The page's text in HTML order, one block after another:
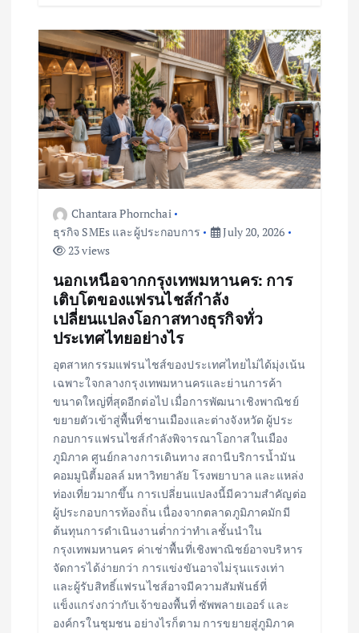
Chantara Phornchai
ธุรกิจ SMEs และผู้ประกอบการ
July 20, 2026
23 views
นอกเหนือจากกรุงเทพมหานคร: การ
เติบโตของแฟรนไชส์กำลัง
เปลี่ยนแปลงโอกาสทางธุรกิจทั่ว
ประเทศไทยอย่างไร
อุตสาหกรรมแฟรนไชส์ของประเทศไทยไม่ได้มุ่งเน้น
เฉพาะใจกลางกรุงเทพมหานครและย่านการค้า
ขนาดใหญ่ที่สุดอีกต่อไป เมื่อการพัฒนาเชิงพาณิชย์
ขยายตัวเข้าสู่พื้นที่ชานเมืองและต่างจังหวัด ผู้ประ
กอบการแฟรนไชส์กำลังพิจารณาโอกาสในเมือง
ภูมิภาค ศูนย์กลางการเดินทาง สถานีบริการน้ำมัน
คอมมูนิตี้มอลล์ มหาวิทยาลัย โรงพยาบาล และแหล่ง
ท่องเที่ยวมากขึ้น การเปลี่ยนแปลงนี้มีความสำคัญต่อ
ผู้ประกอบการท้องถิ่น เนื่องจากตลาดภูมิภาคมักมี
ต้นทุนการดำเนินงานต่ำกว่าทำเลชั้นนำใน
กรุงเทพมหานคร ค่าเช่าพื้นที่เชิงพาณิชย์อาจบริหาร
จัดการได้ง่ายกว่า การแข่งขันอาจไม่รุนแรงเท่า
และผู้รับสิทธิ์แฟรนไชส์อาจมีความสัมพันธ์ที่
แข็งแกร่งกว่ากับเจ้าของพื้นที่ ซัพพลายเออร์ และ
องค์กรในชุมชน อย่างไรก็ตาม การขยายสู่ภูมิภาค